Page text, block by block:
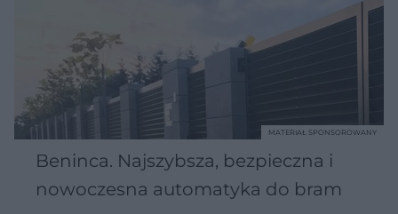
Beninca. Najszybsza, bezpieczna i
nowoczesna automatyka do bram
MATERIAŁ SPONSOROWANY